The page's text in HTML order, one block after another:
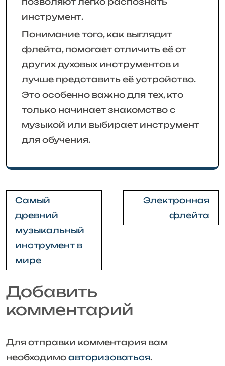
инструмент.
Понимание того, как выглядит
флейта, помогает отличить её от
других духовых инструментов и
лучше представить её устройство.
Это особенно важно для тех, кто
только начинает знакомство с
музыкой или выбирает инструмент
для обучения.
Навигация
по
записям
Самый
древний
музыкальный
инструмент в
мире
Электронная
флейта
Добавить
комментарий
Для отправки комментария вам
необходимо авторизоваться.